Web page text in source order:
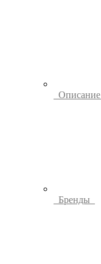
Описание
Бренды